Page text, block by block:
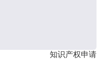
知识产权申请